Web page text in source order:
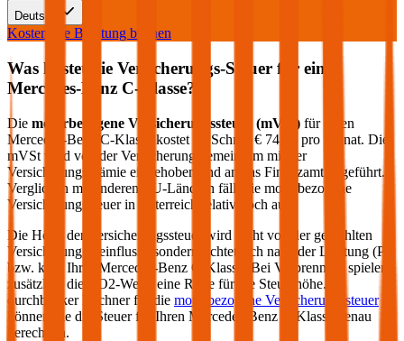
Deutsch
Kostenlose Beratung buchen
Was kostet die Versicherungs-Steuer für einen
Mercedes-Benz C-Klasse?
Die motorbezogene Versicherungssteuer (mVSt) für einen
Mercedes-Benz
C-Klasse kostet im Schnitt € 74,88
pro Monat. Die
mVSt wird von der Versicherung gemeinsam mit der
Versicherungsprämie eingehoben und an das Finanzamt abgeführt.
Verglichen mit anderen EU-Ländern fällt die motorbezogene
Versicherungssteuer in Österreich relativ hoch aus.
Die Höhe der Versicherungssteuer wird nicht von der gewählten
Versicherung beeinflusst, sondern richtet sich nach der Leistung (PS
bzw. kW) Ihres
Mercedes-Benz C-Klasse
. Bei Verbrennern spielen
zusätzlich die CO2-Werte eine Rolle für die Steuerhöhe. Im
durchblicker Rechner für die motorbezogene Versicherungssteuer
können Sie die Steuer für Ihren Mercedes-Benz C-Klasse
genau
berechnen.